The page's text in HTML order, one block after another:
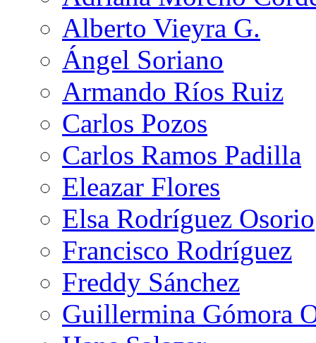
Alberto Vieyra G.
Ángel Soriano
Armando Ríos Ruiz
Carlos Pozos
Carlos Ramos Padilla
Eleazar Flores
Elsa Rodríguez Osorio
Francisco Rodríguez
Freddy Sánchez
Guillermina Gómora